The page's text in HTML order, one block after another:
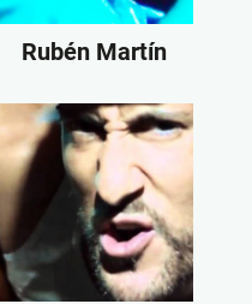
Rubén Martín